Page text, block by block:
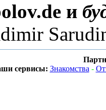
и
сервисы: Знакомства -